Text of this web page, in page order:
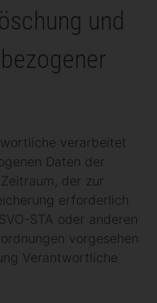
und
verarbeitet
Daten der
der zur
erforderlich
STA oder anderen
vorgesehen
Verantwortliche